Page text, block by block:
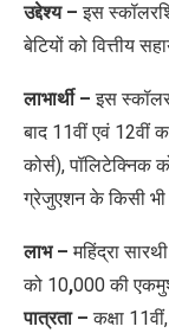
उद्देश्य – ​इस
बेटियों को वित्तीय
लाभार्थी – इस
बाद 11वीं एवं 12वीं
कोर्स), पॉलिटेक्निक
ग्रेजुएशन के किसी भी
लाभ – महिंद्रा
को 10,000 की
पात्रता – कक्षा